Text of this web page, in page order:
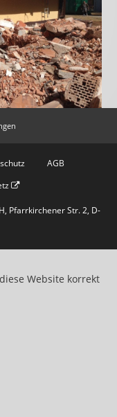
AGB
Pfarrkirchener Str. 2, D-
Website korrekt